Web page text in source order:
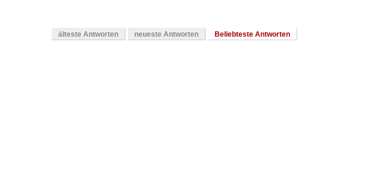
älteste Antworten neueste Antworten Beliebteste Antworten